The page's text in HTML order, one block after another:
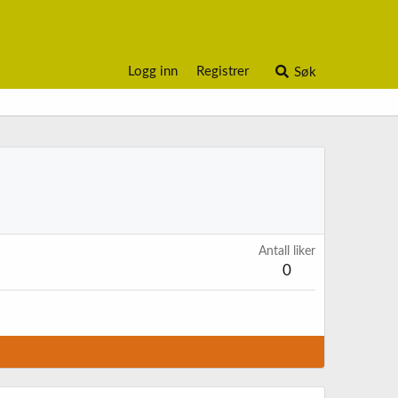
Logg inn Registrer Søk
Antall liker
0